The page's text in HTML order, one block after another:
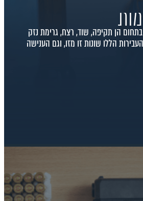
בתחום הן תקיפה, שוד, רצח, גרימת נזק
הללו שונות זו מזו, וגם הענישה